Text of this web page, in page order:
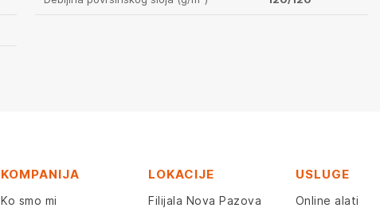
KOMPANIJA
Ko smo mi
LOKACIJE
Filijala Nova Pazova
USLUGE
Online alati